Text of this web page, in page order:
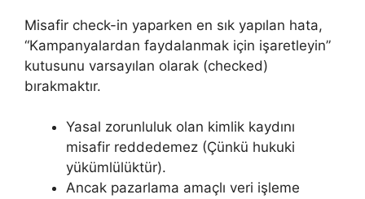
Misafir check-in yaparken en sık yapılan hata,
“Kampanyalardan faydalanmak için işaretleyin”
kutusunu varsayılan olarak (checked)
bırakmaktır.
Yasal zorunluluk olan kimlik kaydını
misafir reddedemez (Çünkü hukuki
yükümlülüktür).
Ancak pazarlama amaçlı veri işleme